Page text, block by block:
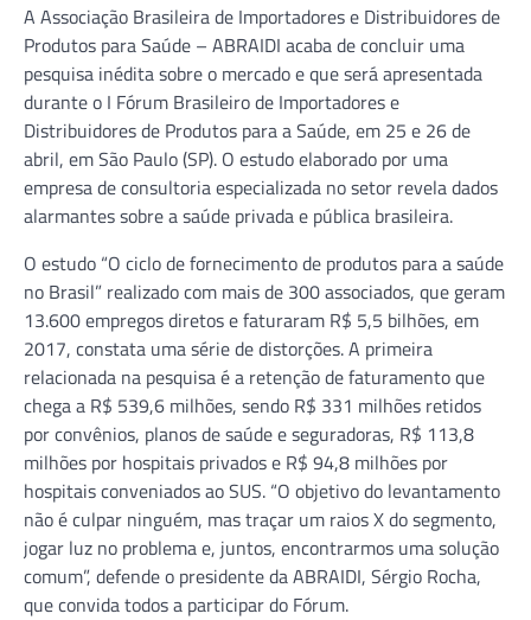
A Associação Brasileira de Importadores e Distribuidores de
Produtos para Saúde – ABRAIDI acaba de concluir uma
pesquisa inédita sobre o mercado e que será apresentada
durante o I Fórum Brasileiro de Importadores e
Distribuidores de Produtos para a Saúde, em 25 e 26 de
abril, em São Paulo (SP). O estudo elaborado por uma
empresa de consultoria especializada no setor revela dados
alarmantes sobre a saúde privada e pública brasileira.
O estudo “O ciclo de fornecimento de produtos para a saúde
no Brasil” realizado com mais de 300 associados, que geram
13.600 empregos diretos e faturaram R$ 5,5 bilhões, em
2017, constata uma série de distorções. A primeira
relacionada na pesquisa é a retenção de faturamento que
chega a R$ 539,6 milhões, sendo R$ 331 milhões retidos
por convênios, planos de saúde e seguradoras, R$ 113,8
milhões por hospitais privados e R$ 94,8 milhões por
hospitais conveniados ao SUS. “O objetivo do levantamento
não é culpar ninguém, mas traçar um raios X do segmento,
jogar luz no problema e, juntos, encontrarmos uma solução
comum”, defende o presidente da ABRAIDI, Sérgio Rocha,
que convida todos a participar do Fórum.